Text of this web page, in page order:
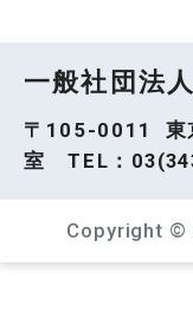
一般社団法
〒105-0011 東
室 TEL：
Copyright ©